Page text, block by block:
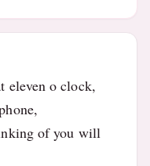
eleven o clock,
of you will